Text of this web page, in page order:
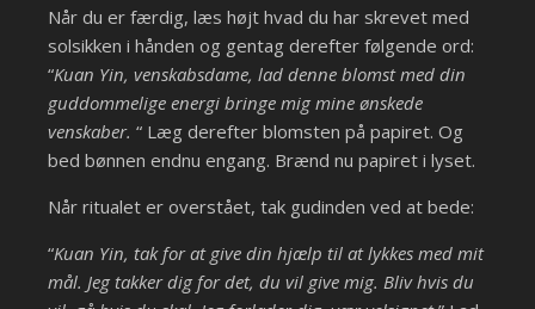
Når du er færdig, læs højt hvad du har skrevet med
solsikken i hånden og gentag derefter følgende ord:
“Kuan Yin, venskabsdame, lad denne blomst med din
guddommelige energi bringe mig mine ønskede
venskaber. “ Læg derefter blomsten på papiret. Og
bed bønnen endnu engang. Brænd nu papiret i lyset.
Når ritualet er overstået, tak gudinden ved at bede:
“Kuan Yin, tak for at give din hjælp til at lykkes med mit
mål. Jeg takker dig for det, du vil give mig. Bliv hvis du